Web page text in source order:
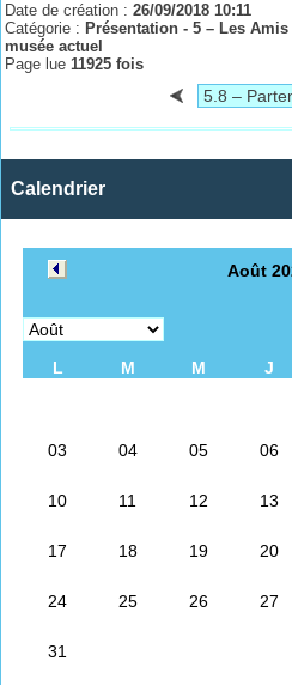
Date de création :26/09/2018 10:11
Catégorie : Présentation - 5 – Les
musée actuel
Page lue 11925 fois
Calendrier